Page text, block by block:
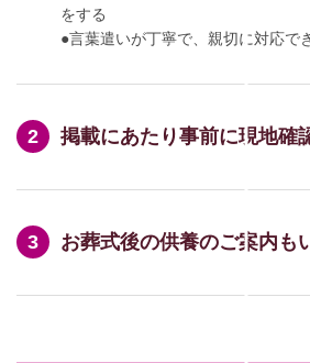
をする
●言葉遣いが丁寧で、親切に対応で
掲載にあたり事前に現地確
お葬式後の供養のご案内も